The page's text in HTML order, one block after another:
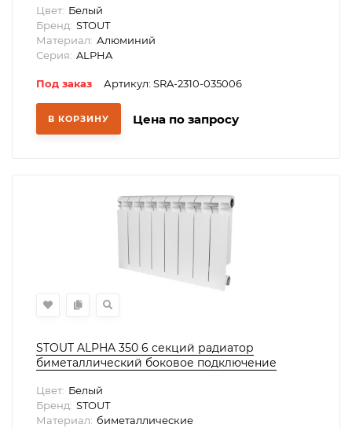
Цвет: Белый
Бренд: STOUT
Материал: Алюминий
Серия: ALPHA
Под заказ Артикул: SRA-2310-035006
В КОРЗИНУ Цена по запросу
STOUT ALPHA 350 6 секций радиатор
биметаллический боковое подключение
Цвет: Белый
Бренд: STOUT
Материал: биметаллические